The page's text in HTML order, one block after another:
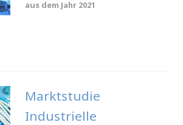
aus dem Jahr 2021
Marktstudie
Industrielle